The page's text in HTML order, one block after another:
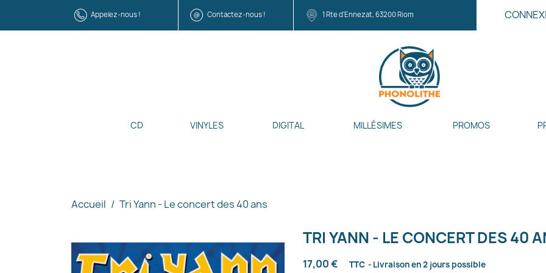
Appelez-nous ! Contactez-nous ! 1 Rte d'Ennezat, 63200 Riom
CD VINYLES DIGITAL MILLÉSIMES PROMOS
Accueil Tri Yann - Le concert des 40 ans
TRI YANN - LE CONCERT DES 40
17,00 € TTC Livraison en 2 jours possible